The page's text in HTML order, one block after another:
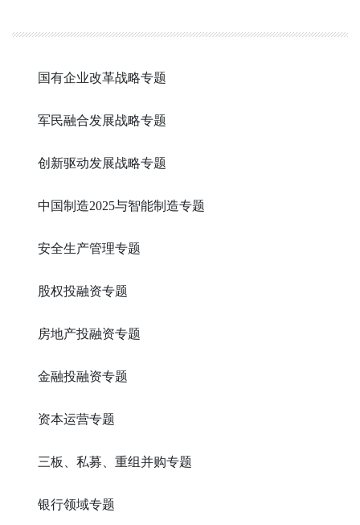
国有企业改革战略专题
军民融合发展战略专题
创新驱动发展战略专题
中国制造2025与智能制造专题
安全生产管理专题
股权投融资专题
房地产投融资专题
金融投融资专题
资本运营专题
三板、私募、重组并购专题
银行领域专题